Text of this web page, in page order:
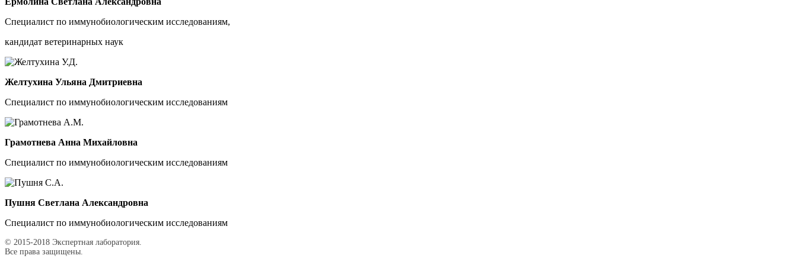
Специалист по иммунобиологическим исследованиям,
кандидат ветеринарных наук
Желтухина Ульяна Дмитриевна
Специалист по иммунобиологическим исследованиям
Грамотнева Анна Михайловна
Специалист по иммунобиологическим исследованиям
Пушня Светлана Александровна
Специалист по иммунобиологическим исследованиям
© 2015-2018 Экспертная лаборатория.
Все права защищены.